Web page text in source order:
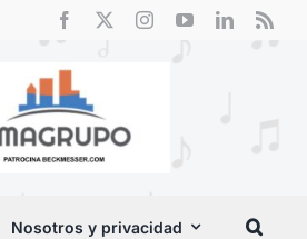
Nosotros y privacidad